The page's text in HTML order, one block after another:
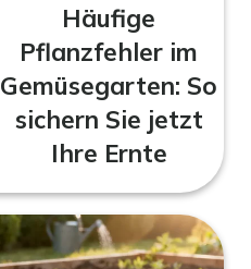
Häufige
Pflanzfehler im
Gemüsegarten: So
sichern Sie jetzt
Ihre Ernte